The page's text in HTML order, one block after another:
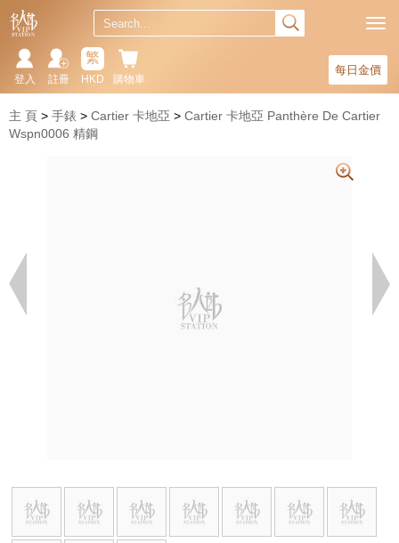
每日金價
購物車
繁
HKD
註冊
登入
主 頁 手錶 Cartier 卡地亞
Cartier 卡地亞 Panthère De Cartier
Wspn0006 精鋼